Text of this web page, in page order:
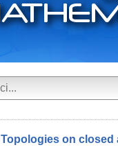
Topologies on closed